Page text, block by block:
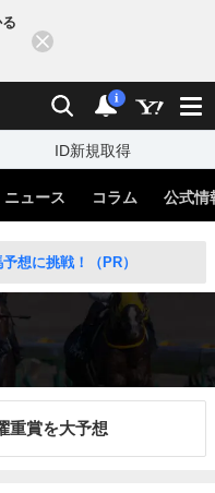
検索 通知
i
ID新規取得
ニュース コラム 公式情
想に挑戦！（PR）
重賞を大予想